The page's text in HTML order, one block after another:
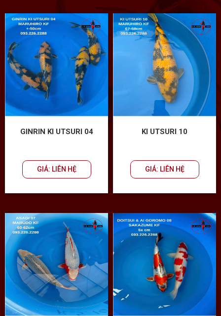
GINRIN KI UTSURI 04
GIÁ: LIÊN HỆ
KI UTSURI 10
GIÁ: LIÊN HỆ